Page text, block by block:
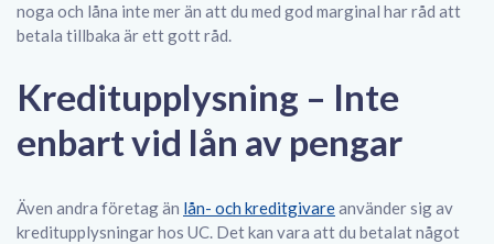
noga och låna inte mer än att du med god marginal har råd att
betala tillbaka är ett gott råd.
Kreditupplysning – Inte
enbart vid lån av pengar
Även andra företag än lån- och kreditgivareanvänder sig av
kreditupplysningar hos UC. Det kan vara att du betalat något